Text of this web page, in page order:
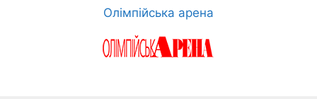
Олімпійська арена